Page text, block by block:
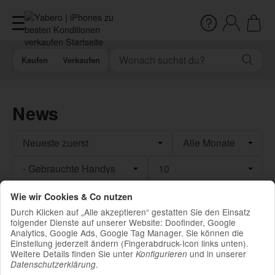
Kaufen Verkaufen
News
Filtern
Leider befinden sich noch keine News-Beiträge im Archiv..
Wie wir Cookies & Co nutzen
Durch Klicken auf „Alle akzeptieren“ gestatten Sie den Einsatz
folgender Dienste auf unserer Website: Doofinder, Google
Analytics, Google Ads, Google Tag Manager. Sie können die
Einstellung jederzeit ändern (Fingerabdruck-Icon links unten).
Weitere Details finden Sie unter Konfigurieren und in unserer
Datenschutzerklärung.